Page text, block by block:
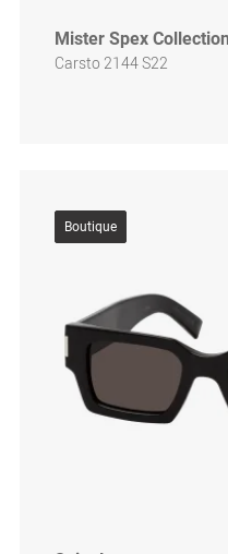
Mister Spex Collection
Carsto 2144 S22
Boutique